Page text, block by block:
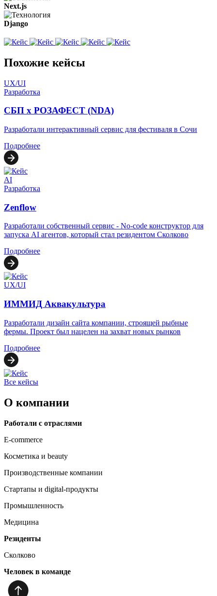
Next.js
Django
Похожие кейсы
UX/UI
Разработка
СБП х РОЗАФЕСТ (NDA)
Разработали интерактивный сервис для фестиваля в Сочи
Подробнее
AI
Разработка
Zenflow
Разработали собственный сервис - No-code конструктор для
запуска AI агентов, который стал резидентом Сколково
Подробнее
UX/UI
ИММИД Аквакультура
Разработали дизайн сайта компании, строящей рыбные
фермы. Проект был нацелен на захват новых рынков
Подробнее
Все кейсы
О компании
Работали с отраслями
E-commerce
Косметика и beauty
Производственные компании
Стартапы и digital-продукты
Промышленность
Медицина
Резиденты
Сколково
Человек в команде